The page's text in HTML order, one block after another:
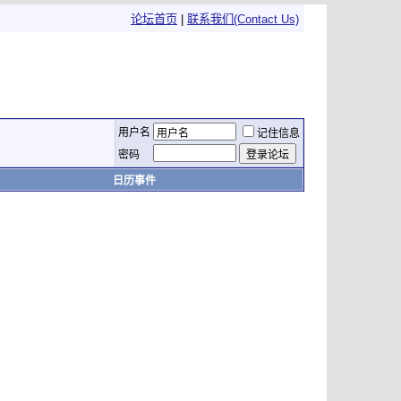
论坛首页 联系我们(Contact Us)
用户名
记住信息
密码
日历事件